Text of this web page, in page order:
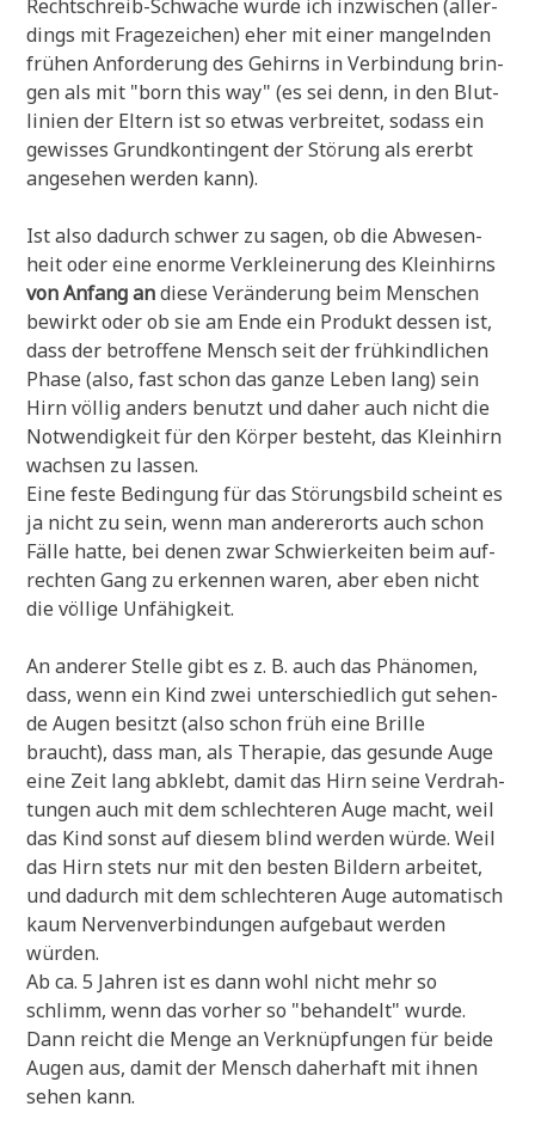
Recht­schreib-Schwä­che wür­de ich inzwi­schen (aller­
dings mit Fra­ge­zei­chen) eher mit einer man­geln­den
frü­hen Anfor­de­rung des Gehirns in Ver­bin­dung brin­
gen als mit "born this way" (es sei denn, in den Blut­
li­ni­en der Eltern ist so etwas ver­brei­tet, sodass ein
gewis­ses Grund­kon­tin­gent der Stö­rung als ererbt
ange­se­hen wer­den kann).
Ist also dadurch schwer zu sagen, ob die Abwe­sen­
heit oder eine enor­me Ver­klei­ne­rung des Klein­hirns
von Anfang andie­se Ver­än­de­rung beim Men­schen
bewirkt oder ob sie am Ende ein Pro­dukt des­sen ist,
dass der betrof­fe­ne Mensch seit der früh­kind­li­chen
Pha­se (also, fast schon das gan­ze Leben lang) sein
Hirn völ­lig anders benutzt und daher auch nicht die
Not­wen­dig­keit für den Kör­per besteht, das Klein­hirn
wach­sen zu lassen.
Eine feste Bedin­gung für das Stö­rungs­bild scheint es
ja nicht zu sein, wenn man ander­er­orts auch schon
Fäl­le hat­te, bei denen zwar Schwier­kei­ten beim auf­
rech­ten Gang zu erken­nen waren, aber eben nicht
die völ­li­ge Unfähigkeit.
An ande­rer Stel­le gibt es z. B. auch das Phä­no­men,
dass, wenn ein Kind zwei unter­schied­lich gut sehen­
de Augen besitzt (also schon früh eine Bril­le
braucht), dass man, als The­ra­pie, das gesun­de Auge
eine Zeit lang abklebt, damit das Hirn sei­ne Ver­drah­
tun­gen auch mit dem schlech­te­ren Auge macht, weil
das Kind sonst auf die­sem blind wer­den wür­de. Weil
das Hirn stets nur mit den besten Bil­dern arbei­tet,
und dadurch mit dem schlech­te­ren Auge auto­ma­tisch
kaum Ner­ven­ver­bin­dun­gen auf­ge­baut wer­den
würden.
Ab ca. 5 Jah­ren ist es dann wohl nicht mehr so
schlimm, wenn das vor­her so "behan­delt" wur­de.
Dann reicht die Men­ge an Ver­knüp­fun­gen für bei­de
Augen aus, damit der Mensch dah­erhaft mit ihnen
sehen kann.